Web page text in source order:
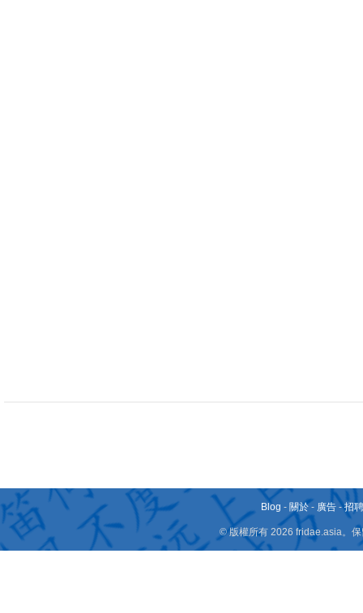
Blog - 關於 - 廣告 -招
© 版權所有 2026 fridae.asia。